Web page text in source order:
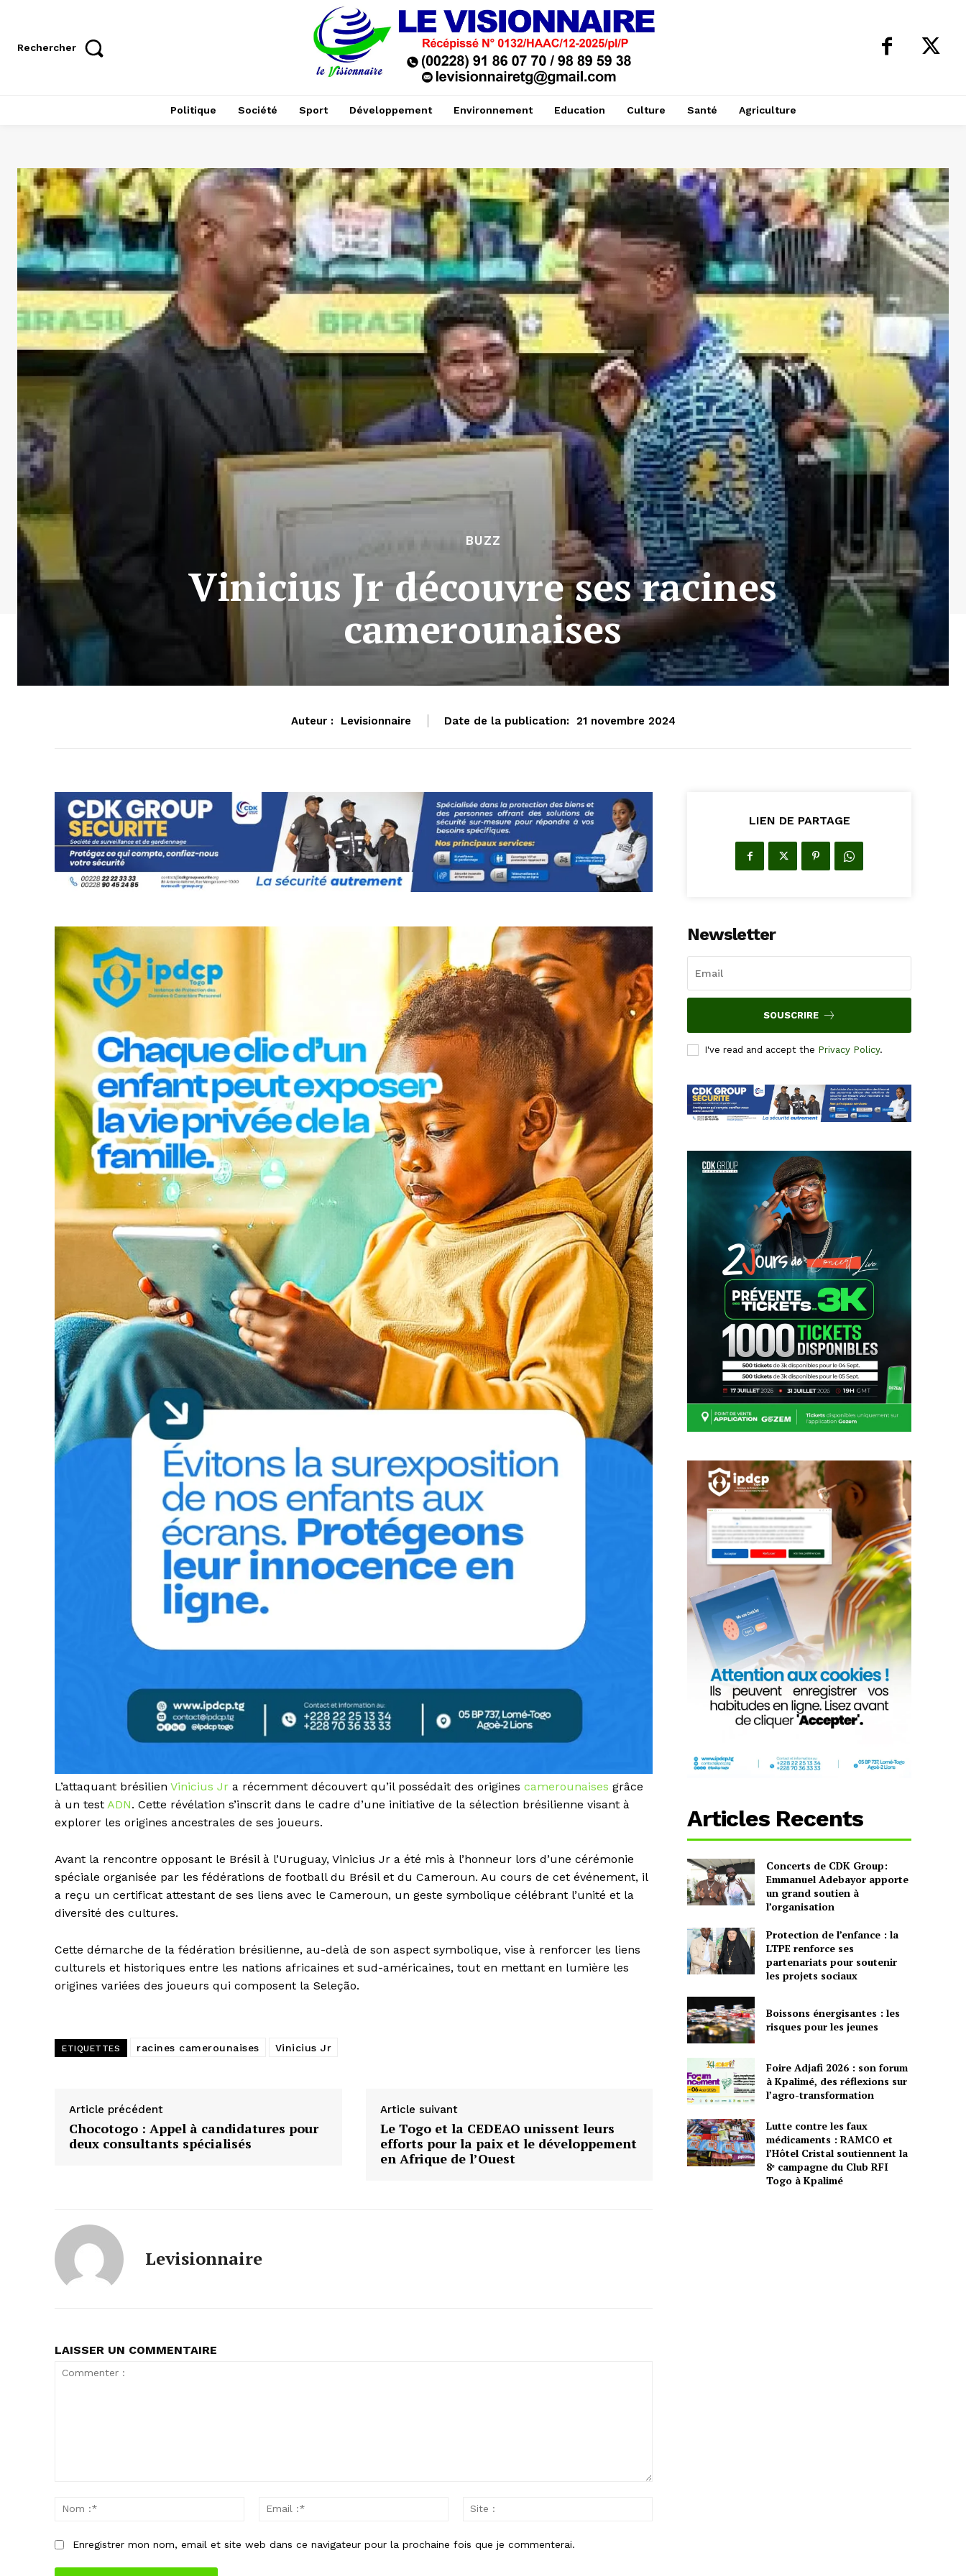
Rechercher
Politique Société Sport Développement Environnement Education Culture Santé Agriculture
BUZZ
Vinicius Jr découvre ses racines
camerounaises
Auteur : Levisionnaire Date de la publication: 21 novembre 2024
L’attaquant brésilien Vinicius Jr a récemment découvert qu’il possédait des origines camerounaises grâce
à un test ADN. Cette révélation s’inscrit dans le cadre d’une initiative de la sélection brésilienne visant à
explorer les origines ancestrales de ses joueurs.
Avant la rencontre opposant le Brésil à l’Uruguay, Vinicius Jr a été mis à l’honneur lors d’une cérémonie
spéciale organisée par les fédérations de football du Brésil et du Cameroun. Au cours de cet événement, il
a reçu un certificat attestant de ses liens avec le Cameroun, un geste symbolique célébrant l’unité et la
diversité des cultures.
Cette démarche de la fédération brésilienne, au-delà de son aspect symbolique, vise à renforcer les liens
culturels et historiques entre les nations africaines et sud-américaines, tout en mettant en lumière les
origines variées des joueurs qui composent la Seleção.
ETIQUETTES racines camerounaises Vinicius Jr
Article précédent
Chocotogo : Appel à candidatures pour
deux consultants spécialisés
Article suivant
Le Togo et la CEDEAO unissent leurs
efforts pour la paix et le développement
en Afrique de l’Ouest
Levisionnaire
LAISSER UN COMMENTAIRE
Email
Enregistrer mon nom, email et site web dans ce navigateur pour la prochaine fois que je commenterai.
LIEN DE PARTAGE
Newsletter
SOUSCRIRE
I've read and accept the Privacy Policy.
Articles Recents
Concerts de CDK Group:
Emmanuel Adebayor apporte
un grand soutien à
l’organisation
Protection de l’enfance : la
LTPE renforce ses
partenariats pour soutenir
les projets sociaux
Boissons énergisantes : les
risques pour les jeunes
Foire Adjafi 2026 : son forum
à Kpalimé, des réflexions sur
l’agro-transformation
Lutte contre les faux
médicaments : RAMCO et
l’Hôtel Cristal soutiennent la
8ᵉ campagne du Club RFI
Togo à Kpalimé